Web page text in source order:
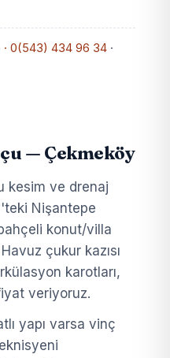
· 0(543) 434 96 34 ·
— Çekmeköy
kesim ve drenaj
Nişantepe
konut/villa
çukur kazısı
karotları,
veriyoruz.
yapı varsa vinç